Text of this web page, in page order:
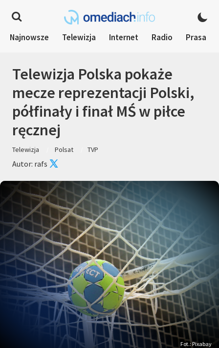
Najnowsze Telewizja Internet Radio Prasa
Telewizja Polska pokaże
mecze reprezentacji Polski,
półfinały i finał MŚ w piłce
ręcznej
Telewizja Polsat TVP
Autor: rafs
Fot.: Pixabay